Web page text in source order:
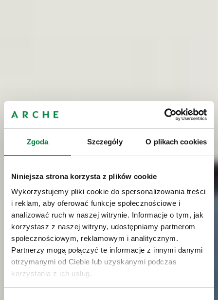
Zgoda Szczegóły O plikach cookies
Niniejsza strona korzysta z plików cookie
Wykorzystujemy pliki cookie do spersonalizowania treści
i reklam, aby oferować funkcje społecznościowe i
analizować ruch w naszej witrynie. Informacje o tym, jak
korzystasz z naszej witryny, udostępniamy partnerom
społecznościowym, reklamowym i analitycznym.
Partnerzy mogą połączyć te informacje z innymi danymi
otrzymanymi od Ciebie lub uzyskanymi podczas
korzystania z ich usług.